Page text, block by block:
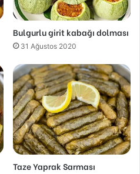
Bulgurlu girit kabağı dolması
31 Ağustos 2020
Taze Yaprak Sarması